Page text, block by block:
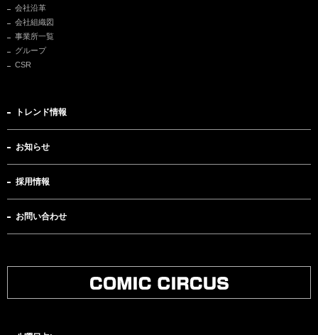
会社沿革
会社組織図
事業所一覧
グループ
CSR
トレンド情報
お知らせ
採用情報
お問い合わせ